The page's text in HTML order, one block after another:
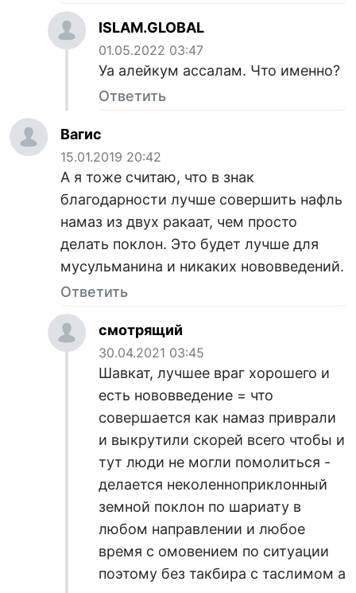
ISLAM.GLOBAL
01.05.2022 03:47
Уа алейкум ассалам. Что именно?
Ответить
Вагис
15.01.2019 20:42
А я тоже считаю, что в знак
благодарности лучше совершить нафль
намаз из двух ракаат, чем просто
делать поклон. Это будет лучше для
мусульманина и никаких нововведений.
Ответить
смотрящий
30.04.2021 03:45
Шавкат, лучшее враг хорошего и
есть нововведение = что
совершается как намаз приврали
и выкрутили скорей всего чтобы и
тут люди не могли помолиться -
делается неколенноприклонный
земной поклон по шариату в
любом направлении и любое
время с омовением по ситуации
поэтому без такбира с таслимом а